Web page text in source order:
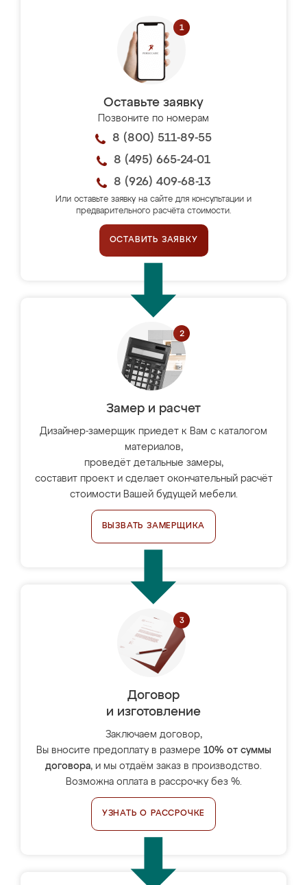
Оставьте заявку
Позвоните по номерам
8 (800) 511-89-55
8 (495) 665-24-01
8 (926) 409-68-13
Или оставьте заявку на сайте для консультации и
предварительного расчёта стоимости.
ОСТАВИТЬ ЗАЯВКУ
Замер и расчет
Дизайнер-замерщик приедет к Вам с каталогом
материалов,
проведёт детальные замеры,
составит проект и сделает окончательный расчёт
стоимости Вашей будущей мебели.
ВЫЗВАТЬ ЗАМЕРЩИКА
Договор
и изготовление
Заключаем договор,
Вы вносите предоплату в размере 10% от суммы
договора, и мы отдаём заказ в производство.
Возможна оплата в рассрочку без %.
УЗНАТЬ О РАССРОЧКЕ